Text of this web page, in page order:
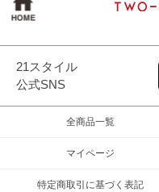
21スタイル
公式SNS
全商品一覧
マイページ
特定商取引に基づく表記